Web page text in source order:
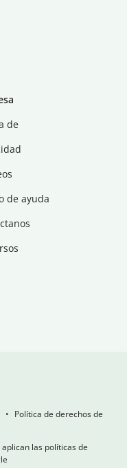
de
de ayuda
Política de derechos de
las políticas de